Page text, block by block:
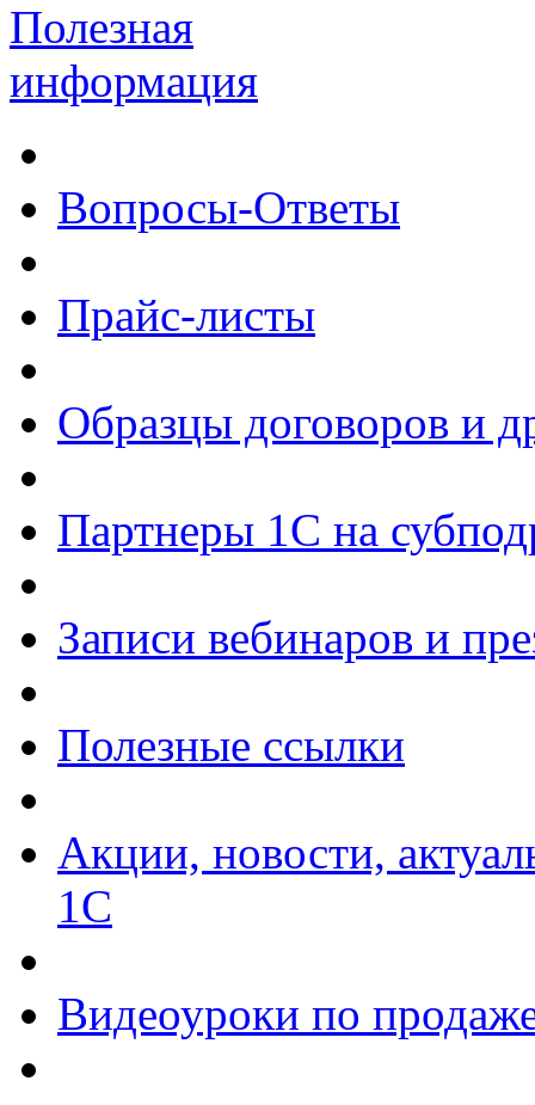
Полезная
информация
Вопросы-Ответы
Прайс-листы
Образцы договоров и
Партнеры 1С на
Записи вебинаров и
Полезные ссылки
Акции, новости,
1С
Видеоуроки по